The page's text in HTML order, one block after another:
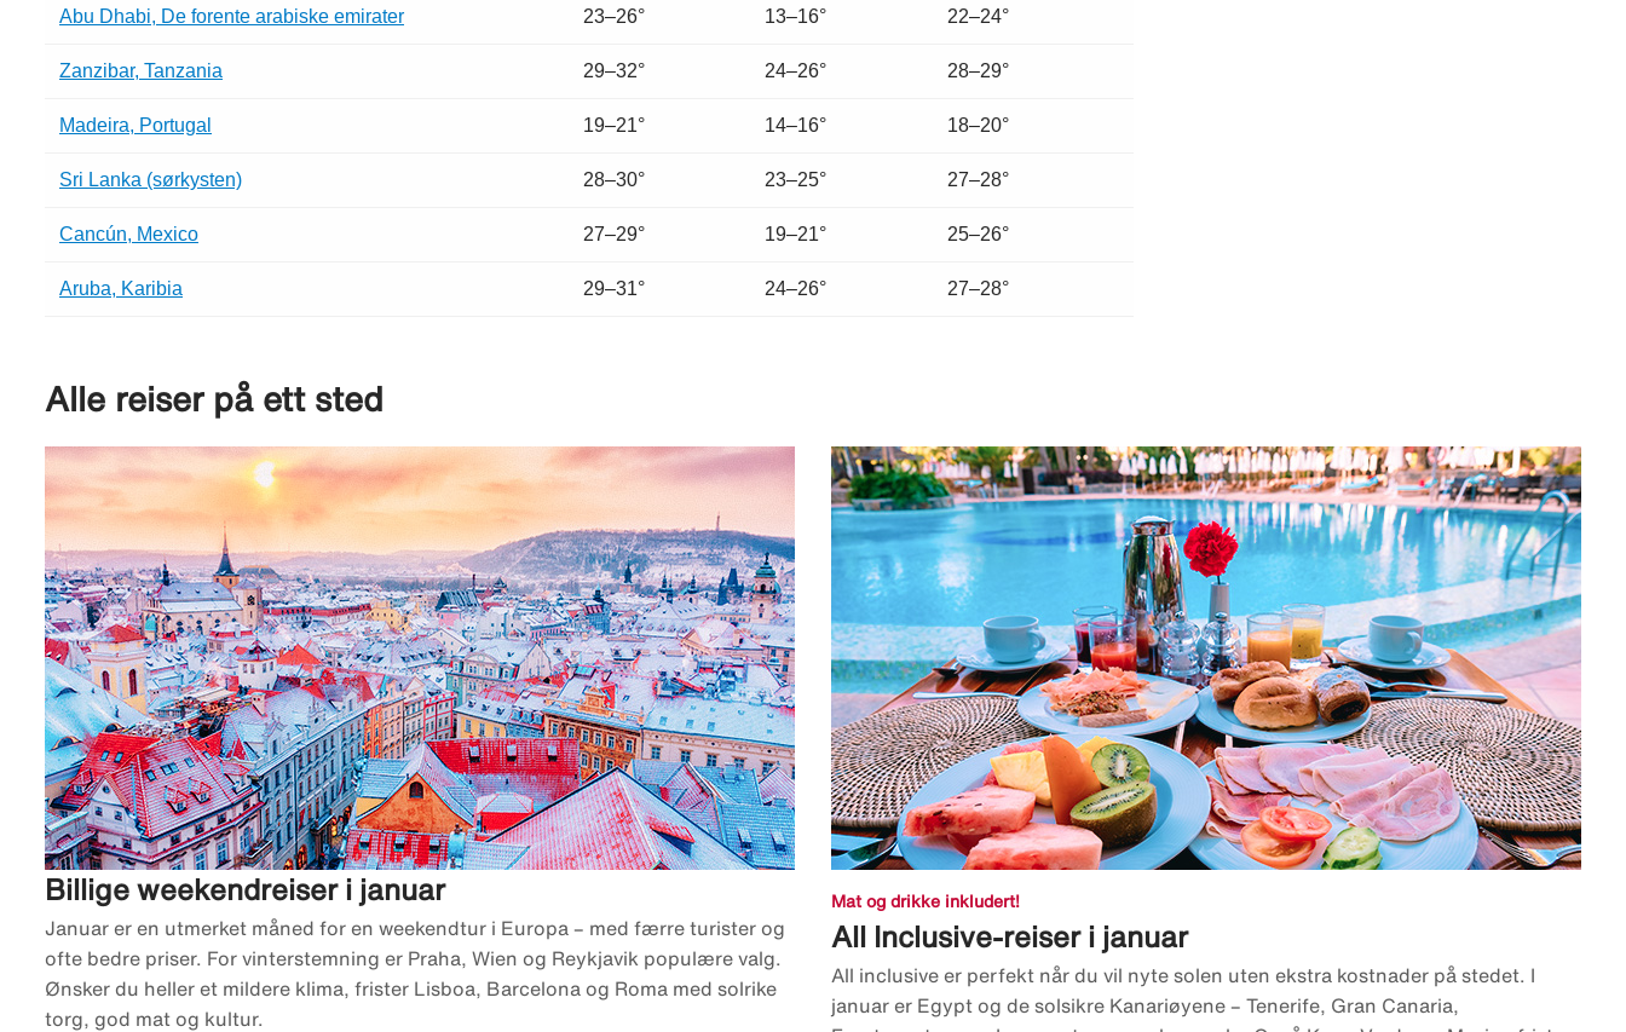
Abu Dhabi, De forente arabiske emirater 23–26° 13–16° 22–24°
Zanzibar, Tanzania 29–32° 24–26° 28–29°
Madeira, Portugal 19–21° 14–16° 18–20°
Sri Lanka (sørkysten) 28–30° 23–25° 27–28°
Cancún, Mexico 27–29° 19–21° 25–26°
Aruba, Karibia 29–31° 24–26° 27–28°
Alle reiser på ett sted
Billige weekendreiser i januar
Januar er en utmerket måned for en weekendtur i Europa – med færre turister og
ofte bedre priser. For vinterstemning er Praha, Wien og Reykjavik populære valg.
Ønsker du heller et mildere klima, frister Lisboa, Barcelona og Roma med solrike
torg, god mat og kultur.
Mat og drikke inkludert!
All Inclusive-reiser i januar
All inclusive er perfekt når du vil nyte solen uten ekstra kostnader på stedet. I
januar er Egypt og de solsikre Kanariøyene – Tenerife, Gran Canaria,